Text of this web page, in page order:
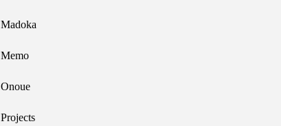
Madoka
Memo
Onoue
Projects